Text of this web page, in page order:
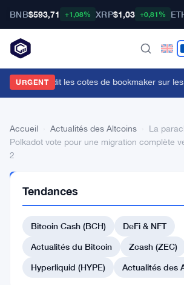
BNB$593,71 +1,08% XRP$1,03 +0,81%
URGENT
CFTC interdit les cotes de bookmaker sur
Accueil Actualités des Altcoins
La
Polkadot vote pour une migration complète
2
DES
ALTCOINS
parachaine
Phala
Tendances
Bitcoin Cash (BCH)
DeFi & NFT
Actualités du Bitcoin
Zcash (ZEC)
Hyperliquid (HYPE)
Actualités des